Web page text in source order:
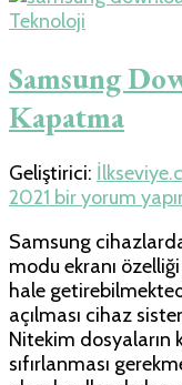
Teknoloji
Samsung
Kapatma
Geliştirici:
2021 Samsung
Modu
Hatası
Kapatma
için
bir yorum
Samsung
modu ekranı
hale
açılması cihaz
Nitekim dosyaların
sıfırlanması